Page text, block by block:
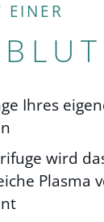
EINER
Ihres
wird
Plasma